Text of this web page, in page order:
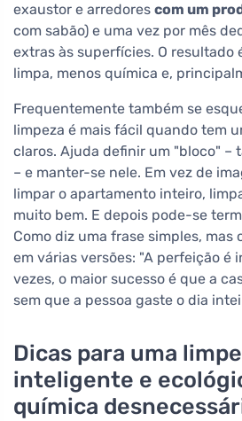
exaustor e arredores com um
com sabão) e uma vez por mês
extras às superfícies. O resultado
limpa, menos química e,
Frequentemente também se
limpeza é mais fácil quando tem
claros. Ajuda definir um "bloco" –
– e manter-se nele. Em vez de
limpar o apartamento inteiro,
muito bem. E depois pode-se
Como diz uma frase simples, mas
em várias versões: "A perfeição é
vezes, o maior sucesso é que a
sem que a pessoa gaste o dia
Dicas para uma
inteligente e
química